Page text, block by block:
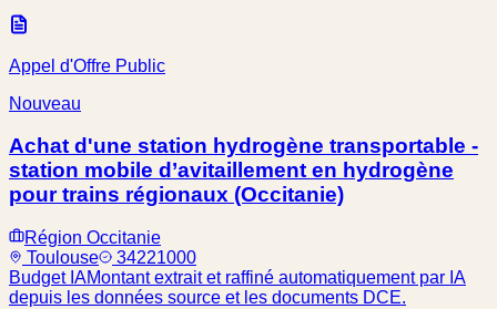
Appel d'Offre Public
Nouveau
Achat d'une station hydrogène transportable -
station mobile d’avitaillement en hydrogène
pour trains régionaux (Occitanie)
Région Occitanie
Toulouse
34221000
Budget IAMontant extrait et raffiné automatiquement par IA
depuis les données source et les documents DCE.